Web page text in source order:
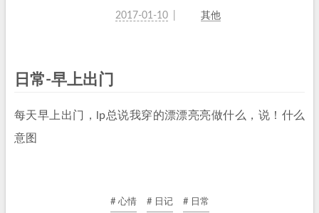
2017-01-10 其他
日常-早上出门
每天早上出门，lp总说我穿的漂漂亮亮做什么，说！什么
意图
# 心情 # 日记 # 日常